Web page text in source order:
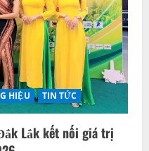
HIỆU TIN TỨC
Lắk kết nối giá trị